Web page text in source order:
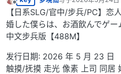
离线 最后由 编辑
【日系SLG/官中/步兵/PC】恋
婚した僕らは、お酒飲んでゲ
中文步兵版【488M】
发行日期: 2026 年 5 月 23 日
触摸/抚摸 走光 像素 上司 同居